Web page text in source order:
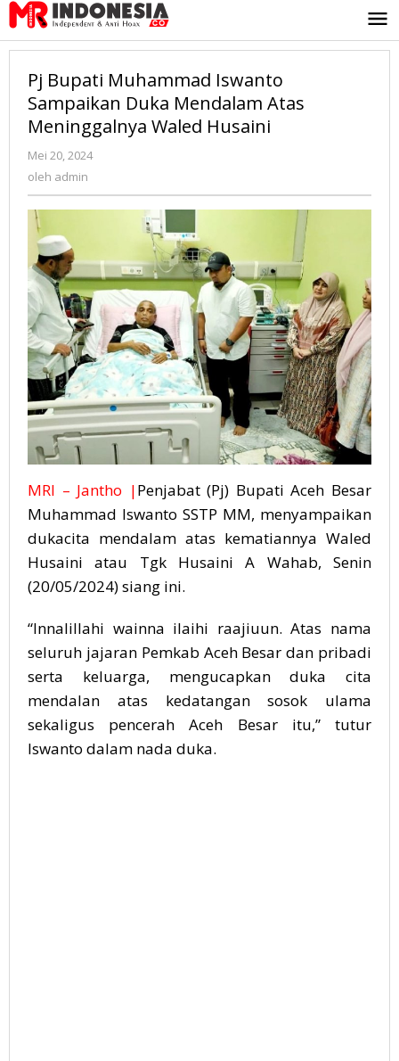
Lewati
ke
konten
Pj Bupati Muhammad Iswanto
Sampaikan Duka Mendalam Atas
Meninggalnya Waled Husaini
Mei 20, 2024
oleh admin
MRI – Jantho |Penjabat (Pj) Bupati Aceh Besar
Muhammad Iswanto SSTP MM, menyampaikan
dukacita mendalam atas kematiannya Waled
Husaini atau Tgk Husaini A Wahab, Senin
(20/05/2024) siang ini.
“Innalillahi wainna ilaihi raajiuun. Atas nama
seluruh jajaran Pemkab Aceh Besar dan pribadi
serta keluarga, mengucapkan duka cita
mendalan atas kedatangan sosok ulama
sekaligus pencerah Aceh Besar itu,” tutur
Iswanto dalam nada duka.